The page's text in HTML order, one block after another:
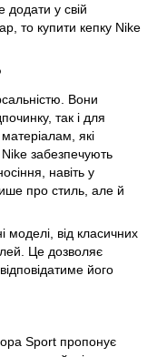
додати у свій
то купити кепку Nike
Вони
так і для
які
забезпечують
навіть у
про стиль, але й
моделі, від класичних
Це дозволяє
його
Sport пропонує